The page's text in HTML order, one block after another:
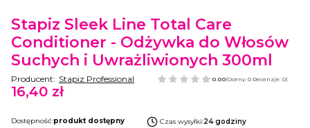
Stapiz Sleek Line Total Care
Conditioner - Odżywka do Włosów
Suchych i Uwrażliwionych 300ml
Producent: Stapiz Professional 0.00(Oceny: 0 Recenzje: 0)
Cena
16,40 zł
Dostępność:produkt dostępny Czas wysyłki:24 godziny